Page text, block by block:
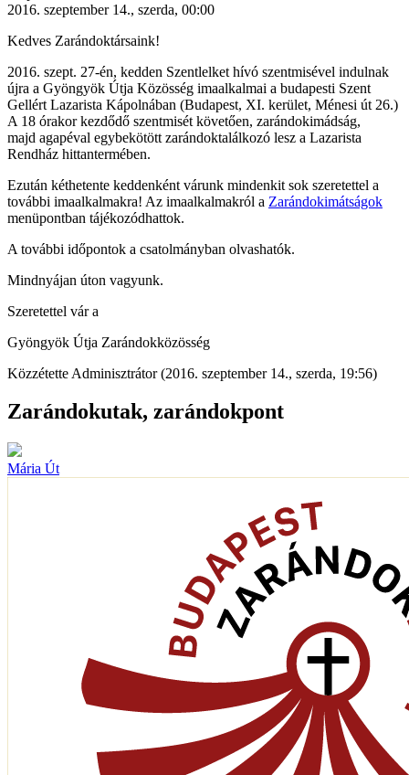
2016. szeptember 14., szerda, 00:00
Kedves Zarándoktársaink!
2016. szept. 27-én, kedden Szentlelket hívó szentmisével indulnak
újra a Gyöngyök Útja Közösség imaalkalmai a budapesti Szent
Gellért Lazarista Kápolnában (Budapest, XI. kerület, Ménesi út 26.)
A 18 órakor kezdődő szentmisét követően, zarándokimádság,
majd agapéval egybekötött zarándoktalálkozó lesz a Lazarista
Rendház hittantermében.
Ezután kéthetente keddenként várunk mindenkit sok szeretettel a
további imaalkalmakra! Az imaalkalmakról a Zarándokimátságok
menüpontban tájékozódhattok.
A további időpontok a csatolmányban olvashatók.
Mindnyájan úton vagyunk.
Szeretettel vár a
Gyöngyök Útja Zarándokközösség
Közzétette Adminisztrátor (2016. szeptember 14., szerda, 19:56)
Zarándokutak, zarándokpont
Mária Út